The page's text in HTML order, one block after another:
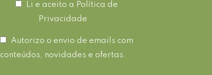
Li e aceito a Política de
Privacidade
Autorizo o envio de emails com
conteúdos, novidades e ofertas.